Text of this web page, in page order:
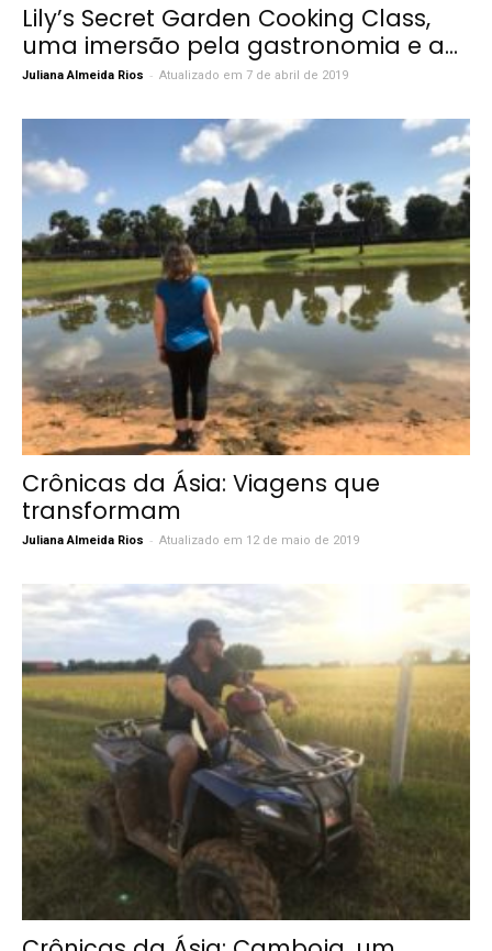
Lily’s Secret Garden Cooking Class,
uma imersão pela gastronomia e a...
Juliana Almeida Rios - Atualizado em 7 de abril de 2019
Crônicas da Ásia: Viagens que
transformam
Juliana Almeida Rios - Atualizado em 12 de maio de 2019